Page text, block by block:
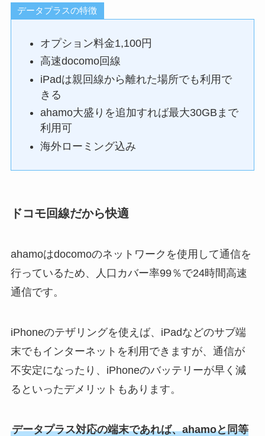
データプラスの特徴
オプション料金1,100円
高速docomo回線
iPadは親回線から離れた場所でも利用で
きる
ahamo大盛りを追加すれば最大30GBまで
利用可
海外ローミング込み
ドコモ回線だから快適
ahamoはdocomoのネットワークを使用して通信を
行っているため、人口カバー率99％で24時間高速
通信です。
iPhoneのテザリングを使えば、iPadなどのサブ端
末でもインターネットを利用できますが、通信が
不安定になったり、iPhoneのバッテリーが早く減
るといったデメリットもあります。
データプラス対応の端末であれば、ahamoと同等